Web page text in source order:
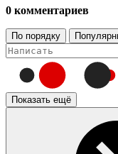
0 комментариев
По порядку
Показать ещё